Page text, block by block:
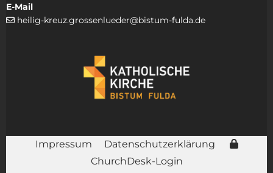
E-Mail
 heilig-kreuz.grossenlueder@bistum-fulda.de
Impressum
Datenschutzerklärung
ChurchDesk-Login